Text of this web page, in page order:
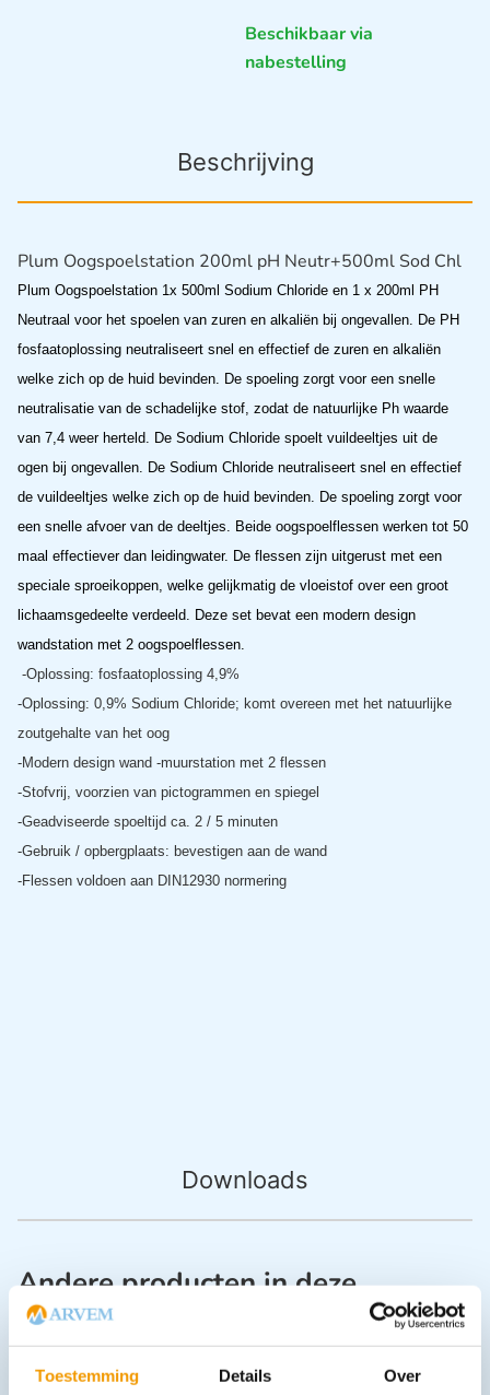
Toestemming Details Over
Beschikbaar via
nabestelling
Beschrijving
Downloads
Plum Oogspoelstation 200ml pH Neutr+500ml Sod Chl
Plum Oogspoelstation 1x 500ml Sodium Chloride en 1 x 200ml PH
Neutraal voor het spoelen van zuren en alkaliën bij ongevallen. De PH
fosfaatoplossing neutraliseert snel en effectief de zuren en alkaliën
welke zich op de huid bevinden. De spoeling zorgt voor een snelle
neutralisatie van de schadelijke stof, zodat de natuurlijke Ph waarde
van 7,4 weer herteld. De Sodium Chloride spoelt vuildeeltjes uit de
ogen bij ongevallen. De Sodium Chloride neutraliseert snel en effectief
de vuildeeltjes welke zich op de huid bevinden. De spoeling zorgt voor
een snelle afvoer van de deeltjes. Beide oogspoelflessen werken tot 50
maal effectieverdan leidingwater. De flessen zijn uitgerust met een
speciale sproeikoppen, welke gelijkmatig de vloeistof over een groot
lichaamsgedeelte verdeeld. Deze set bevat een modern design
wandstation met 2 oogspoelflessen.
-Oplossing: fosfaatoplossing 4,9%
-Oplossing: 0,9% Sodium Chloride; komt overeen met het natuurlijke
zoutgehalte van het oog
-Modern design wand -muurstation met 2 flessen
-Stofvrij, voorzien van pictogrammen en spiegel
-Geadviseerde spoeltijd ca. 2 / 5 minuten
-Gebruik / opbergplaats: bevestigen aan de wand
-Flessen voldoen aan DIN12930 normering
Andere producten in deze
categorie: